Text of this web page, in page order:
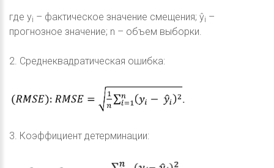
где yi – фактическое значение смещения; ŷi –
прогнозное значение; n – объем выборки.
2. Среднеквадратическая ошибка:
3. Коэффициент детерминации: